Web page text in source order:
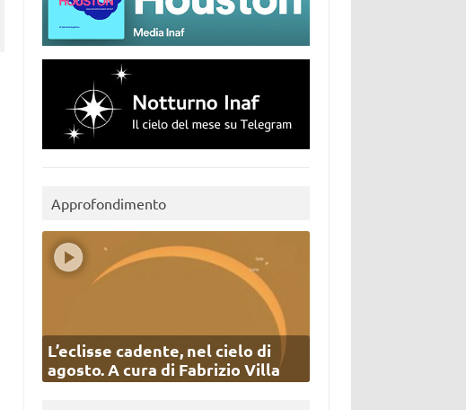
Approfondimento
L’eclisse cadente, nel cielo di
agosto. A cura di Fabrizio Villa